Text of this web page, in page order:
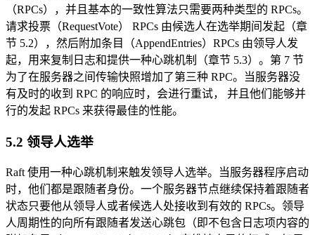
（RPCs），并且基本的一致性算法只需要两种类型的 RPCs。
请求投票（RequestVote） RPCs 由候选人在选举期间发起（章
节 5.2），然后附加条目（AppendEntries）RPCs 由领导人发
起，用来复制日志和提供一种心跳机制（章节 5.3）。第 7 节
为了在服务器之间传输快照增加了第三种 RPC。当服务器没
有及时的收到 RPC 的响应时，会进行重试， 并且他们能够并
行的发起 RPCs 来获得最佳的性能。
5.2 领导人选举
Raft 使用一种心跳机制来触发领导人选举。当服务器程序启动
时，他们都是跟随者身份。一个服务器节点继续保持着跟随者
状态只要他从领导人或者候选人处接收到有效的 RPCs。领导
人周期性的向所有跟随者发送心跳包（即不包含日志项内容的